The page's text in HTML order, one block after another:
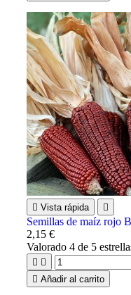
 Vista rápida 
Semillas de maíz rojo
2,15 €
Valorado4 de 5
 
 Añadir al carrito